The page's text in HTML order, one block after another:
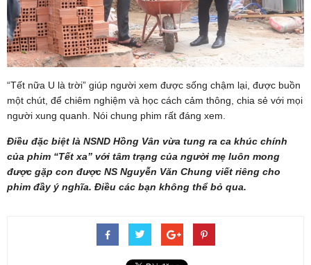
“Tết nữa U là trời” giúp người xem được sống chậm lại, được buồn
một chút, để chiêm nghiệm và học cách cảm thông, chia sẻ với mọi
người xung quanh. Nói chung phim rất đáng xem.
Điều đặc biệt là NSND Hồng Vân vừa tung ra ca khúc chính
của phim “Tết xa” với tâm trạng của người mẹ luôn mong
được gặp con được NS Nguyễn Văn Chung viết riêng cho
phim đầy ý nghĩa. Điều các bạn không thể bỏ qua.